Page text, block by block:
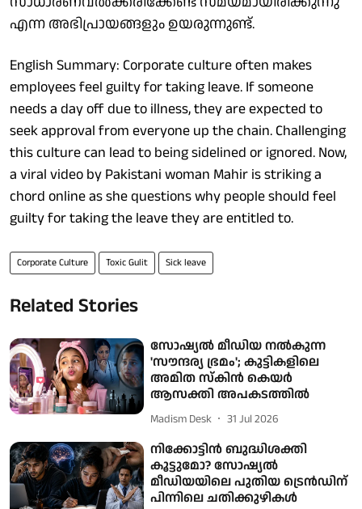
എന്ന അഭിപ്രായങ്ങളും ഉയരുന്നുണ്ട്.
English Summary: Corporate culture often makes
employees feel guilty for taking leave. If someone
needs a day off due to illness, they are expected to
seek approval from everyone up the chain. Challenging
this culture can lead to being sidelined or ignored. Now,
a viral video by Pakistani woman Mahir is striking a
chord online as she questions why people should feel
guilty for taking the leave they are entitled to.
Corporate Culture Toxic Gulit Sick leave
Related Stories
സോഷ്യൽ മീഡിയ നൽകുന്ന
'സൗന്ദര്യ ഭ്രമം'; കുട്ടികളിലെ
അമിത സ്കിൻ കെയർ
ആസക്തി അപകടത്തിൽ
Madism Desk 31 Jul 2026
നിക്കോട്ടിൻ ബുദ്ധിശക്തി
കൂട്ടുമോ? സോഷ്യൽ
മീഡിയയിലെ പുതിയ ട്രെൻഡിന്
പിന്നിലെ ചതിക്കുഴികൾ